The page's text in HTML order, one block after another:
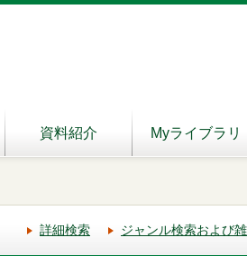
資料紹介 Myライブラリ
詳細検索 ジャンル検索および